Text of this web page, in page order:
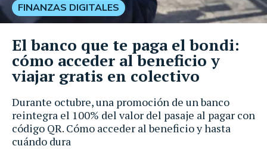
Durante octubre, una promoción de un banco
reintegra el 100% del valor del pasaje al pagar con
código QR. Cómo acceder al beneficio y hasta
cuándo dura
FINANZAS DIGITALES
El banco que te paga el bondi:
cómo acceder al beneficio y
viajar gratis en colectivo